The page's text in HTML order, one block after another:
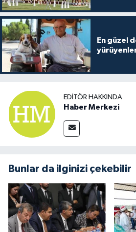
En güzel
EDITÖR HAKKINDA
Haber Merkezi
Bunlar da ilginizi çekebilir